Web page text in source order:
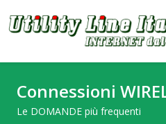
Connessioni
Le DOMANDE più frequenti